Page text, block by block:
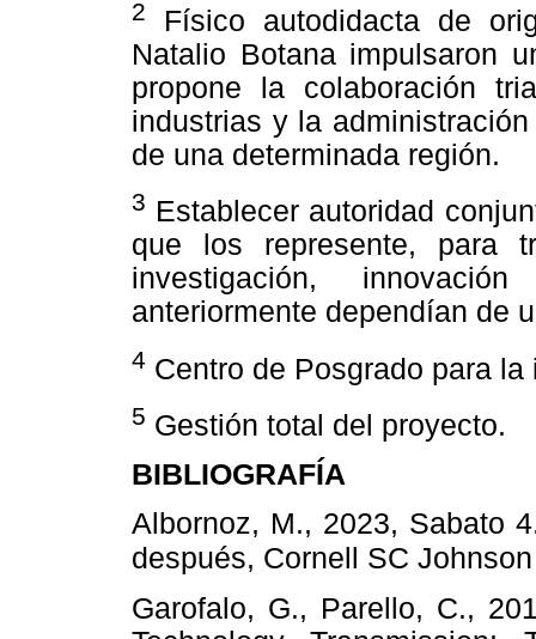
2
Físico autodidacta de
Natalio Botana impulsaron
propone la colaboración
industrias y la
de una determinada región.
3 Establecer autoridad
que los represente, para
investigación,
anteriormente dependían de
4 Centro de Posgrado para
5 Gestión total del proyecto.
BIBLIOGRAFÍA
Albornoz, M., 2023, Sabato
después, Cornell SC
Garofalo, G., Parello, C.,